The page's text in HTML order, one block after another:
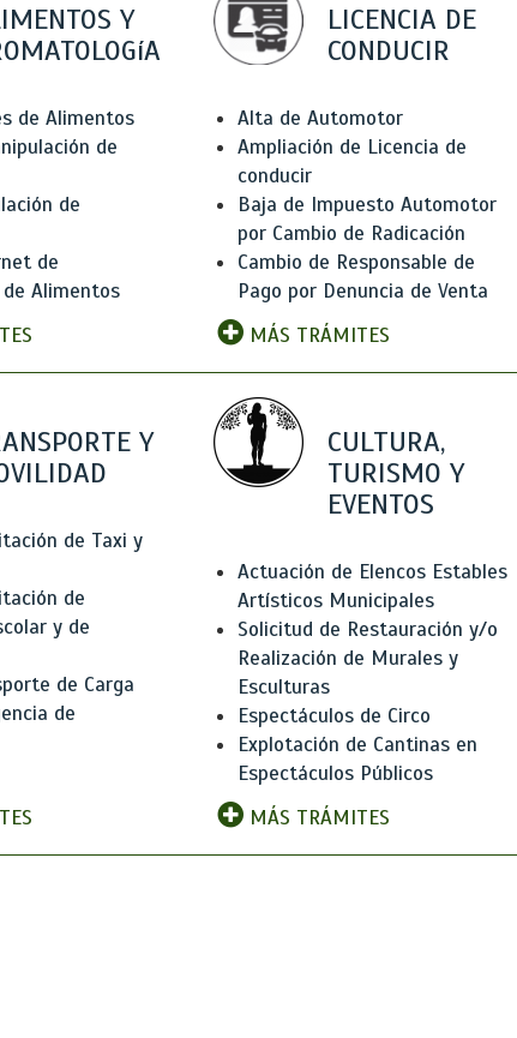
Y
de Alimentos
de
de
de
Alimentos
LICENCIA DE
CONDUCIR
Alta de Automotor
Ampliación de Licencia de
conducir
Baja de Impuesto Automotor
por Cambio de Radicación
Cambio de Responsable de
Pago por Denuncia de Venta
MÁS TRÁMITES
Y
de Taxi y
de
y de
de Carga
de
CULTURA,
TURISMO Y
EVENTOS
Actuación de Elencos Estables
Artísticos Municipales
Solicitud de Restauración y/o
Realización de Murales y
Esculturas
Espectáculos de Circo
Explotación de Cantinas en
Espectáculos Públicos
MÁS TRÁMITES